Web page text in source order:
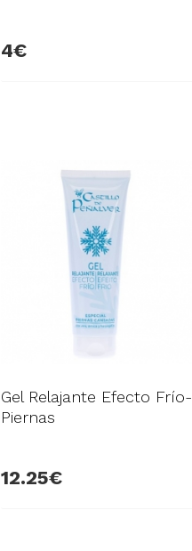
4
Gel Relajante Efecto Frío-
Piernas
12.25